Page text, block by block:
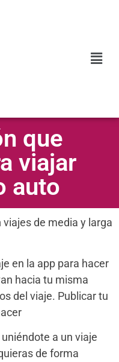
que
viajar
auto
de media y larga
en la app para hacer
hacia tu misma
del viaje. Publicar tu
a un viaje
de forma